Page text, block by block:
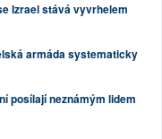
Izrael stává vyvrhelem
armáda systematicky
posílají neznámým lidem